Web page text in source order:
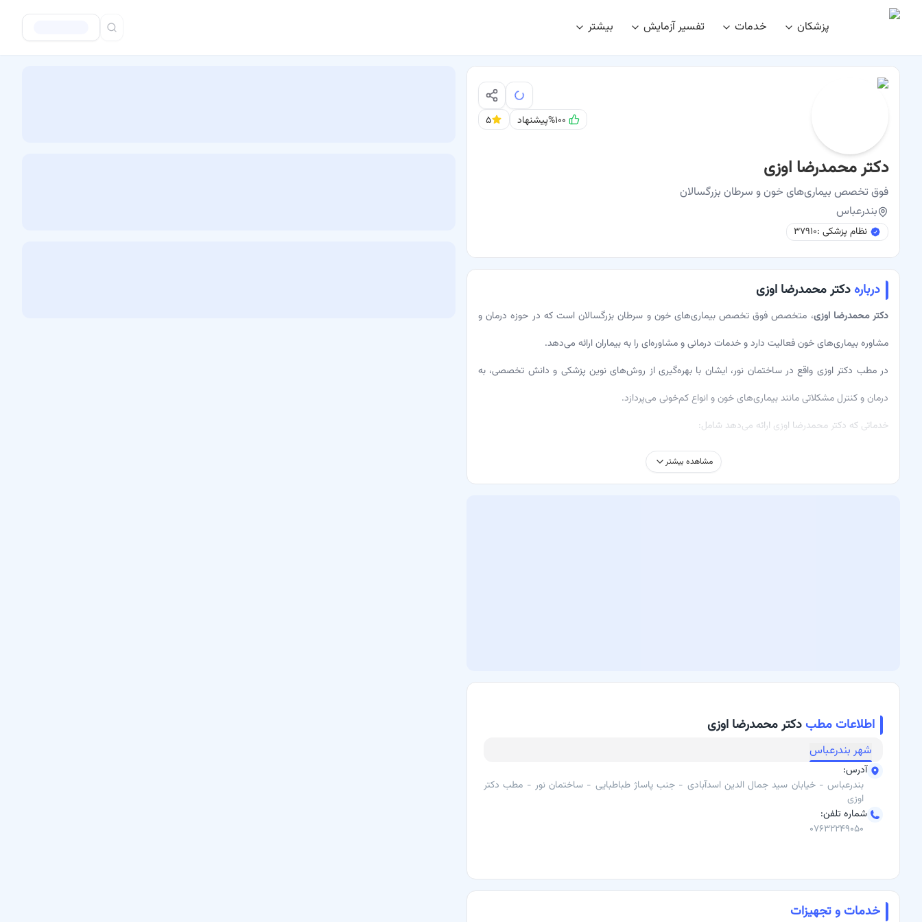
پزشکان خدمات تفسیر آزمایش بیشتر
%۱۰۰پیشنهاد ۵
نوبت اینترنتی دکتر محمدرضا اوزی فوق تخصص بیماری‌های خون و سرطان بزرگسالان بندرعباس
دکتر محمدرضا اوزی
فوق تخصص بیماری‌های خون و سرطان بزرگسالان
بندرعباس
نظام پزشکی :۳۷۹۱۰
درباره دکتر محمدرضا اوزی
دکتر محمدرضا اوزی، متخصص فوق تخصص بیماری‌های خون و سرطان بزرگسالان است که در حوزه درمان و
مشاوره بیماری‌های خون فعالیت دارد و خدمات درمانی و مشاوره‌ای را به بیماران ارائه می‌دهد.
در مطب دکتر اوزی واقع در ساختمان نور، ایشان با بهره‌گیری از روش‌های نوین پزشکی و دانش تخصصی، به
درمان و کنترل مشکلاتی مانند بیماری‌های خون و انواع کم‌خونی می‌پردازد.
خدماتی که دکتر محمدرضا اوزی ارائه می‌دهد شامل:
معاینه – بررسی و تشخیص دقیق مشکلات بیماران
درمان بیماری‌های خون و انواع کم‌خونی – ارائه برنامه درمانی مناسب
شماره تماس:07632249050
مشاهده بیشتر
اطلاعات مطب دکتر محمدرضا اوزی
شهر بندرعباس
آدرس:
بندرعباس - خیابان سید جمال الدین اسدآبادی - جنب پاساژ طباطبایی - ساختمان نور - مطب دکتر
اوزی
شماره تلفن:
۰۷۶۳۲۲۴۹۰۵۰
خدمات و تجهیزات